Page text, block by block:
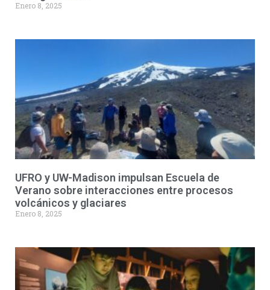
Enero 8, 2025
UFRO y UW-Madison impulsan Escuela de
Verano sobre interacciones entre procesos
volcánicos y glaciares
Enero 8, 2025